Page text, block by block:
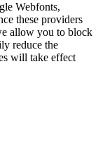
Webfonts,
these providers
allow you to block
reduce the
will take effect